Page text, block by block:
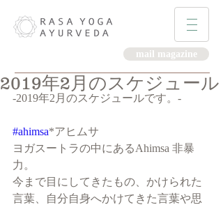
mail magazine
2019年2月のスケジュール
-2019年2月のスケジュールです。-
#ahimsa*アヒムサ
ヨガスートラの中にあるAhimsa 非暴
力。
今まで目にしてきたもの、かけられた
言葉、自分自身へかけてきた言葉や思